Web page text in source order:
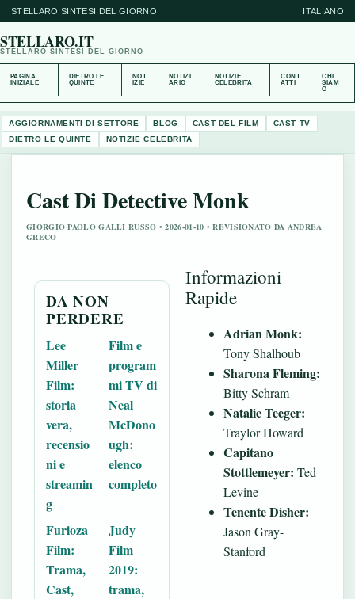
STELLARO SINTESI DEL GIORNO ITALIANO
STELLARO.IT
STELLARO SINTESI DEL GIORNO
PAGINA
INIZIALE
DIETRO LE
QUINTE
NOT
IZIE
NOTIZI
ARIO
NOTIZIE
CELEBRITA
CONT
ATTI
CHI
SIAM
O
AGGIORNAMENTI DI SETTORE BLOG CAST DEL FILM
CAST TV
DIETRO LE QUINTE
NOTIZIE CELEBRITA
Cast Di Detective Monk
GIORGIO PAOLO GALLI RUSSO • 2026-01-10 • REVISIONATO DA ANDREA
GRECO
DA NON
PERDERE
Lee
Miller
Film:
storia
vera,
recensio
ni e
streamin
g
Film e
program
mi TV di
Neal
McDono
ugh:
elenco
completo
Furioza
Film:
Trama,
Cast,
Judy
Film
2019:
trama,
Informazioni
Rapide
Adrian Monk:
Tony Shalhoub
Sharona Fleming:
Bitty Schram
Natalie Teeger:
Traylor Howard
Capitano
Stottlemeyer: Ted
Levine
Tenente Disher:
Jason Gray-
Stanford